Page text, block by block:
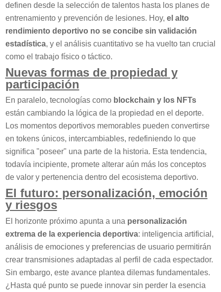
definen desde la selección de talentos hasta los planes de
entrenamiento y prevención de lesiones. Hoy, el alto
rendimiento deportivo no se concibe sin validación
estadística, y el análisis cuantitativo se ha vuelto tan crucial
como el trabajo físico o táctico.
Nuevas formas de propiedad y
participación
En paralelo, tecnologías como blockchain y los NFTs
están cambiando la lógica de la propiedad en el deporte.
Los momentos deportivos memorables pueden convertirse
en tokens únicos, intercambiables, redefiniendo lo que
significa "poseer" una parte de la historia. Esta tendencia,
todavía incipiente, promete alterar aún más los conceptos
de valor y pertenencia dentro del ecosistema deportivo.
El futuro: personalización, emoción
y riesgos
El horizonte próximo apunta a una personalización
extrema de la experiencia deportiva: inteligencia artificial,
análisis de emociones y preferencias de usuario permitirán
crear transmisiones adaptadas al perfil de cada espectador.
Sin embargo, este avance plantea dilemas fundamentales.
¿Hasta qué punto se puede innovar sin perder la esencia